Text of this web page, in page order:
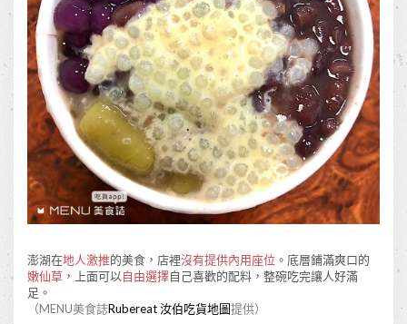
澎湖在地人激推的美食，店裡沒有提供內用座位 。底層鋪滿爽口的
嫩仙草 ，上面可以自由選擇自己喜歡的配料，整碗吃完讓人好滿
足。
（MENU美食誌Rubereat 汝伯吃貨地圖提供）